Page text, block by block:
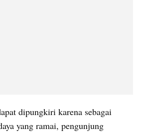
dipungkiri karena sebagai
yang ramai, pengunjung